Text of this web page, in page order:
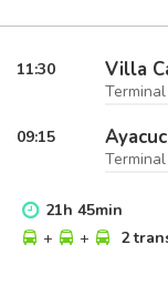
11:30 Villa
09:15
21h 45min
+
+ 2